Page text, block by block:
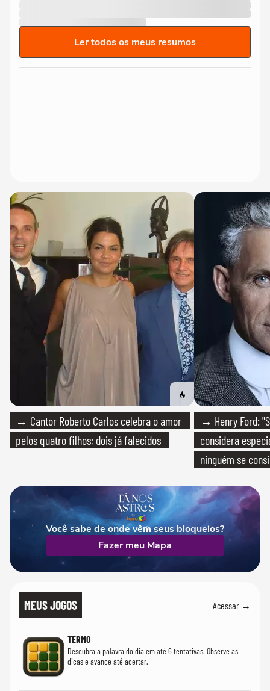
Ler todos os meus resumos
→ Cantor Roberto Carlos celebra o amor
pelos quatro filhos; dois já falecidos
→ Henry Ford:
considera
ninguém se
Você sabe de onde vêm seus bloqueios?
Fazer meu Mapa
MEUS JOGOS Acessar →
TERMO
Descubra a palavra do dia em até 6 tentativas. Observe as
dicas e avance até acertar.